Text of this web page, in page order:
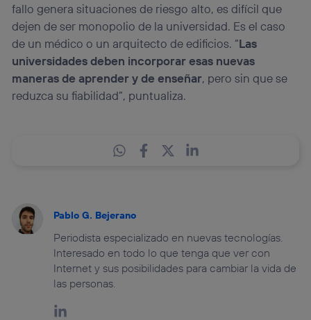
fallo genera situaciones de riesgo alto, es difícil que
dejen de ser monopolio de la universidad. Es el caso
de un médico o un arquitecto de edificios. “Las
universidades deben incorporar esas nuevas
maneras de aprender y de enseñar, pero sin que se
reduzca su fiabilidad”, puntualiza.
Pablo G. Bejerano
Periodista especializado en nuevas tecnologías.
Interesado en todo lo que tenga que ver con
Internet y sus posibilidades para cambiar la vida de
las personas.